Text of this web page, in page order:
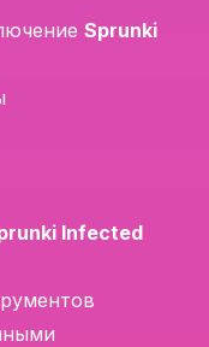
Sprunki
Infected